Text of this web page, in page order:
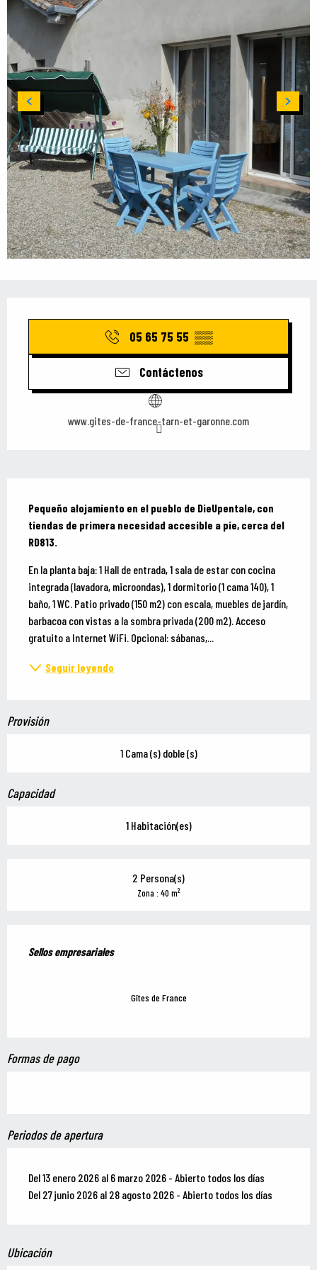
05 65 75 55 ▒▒
Contáctenos
www.gites-de-france-tarn-et-garonne.com
Pequeño alojamiento en el pueblo de DieUpentale, con
tiendas de primera necesidad accesible a pie, cerca del
RD813.
En la planta baja: 1 Hall de entrada, 1 sala de estar con cocina
integrada (lavadora, microondas), 1 dormitorio (1 cama 140), 1
baño, 1 WC. Patio privado (150 m2) con escala, muebles de jardín,
barbacoa con vistas a la sombra privada (200 m2). Acceso
gratuito a Internet WiFi. Opcional: sábanas,...
Seguir leyendo
Provisión
1 Cama (s) doble (s)
Capacidad
1 Habitación(es)
2 Persona(s)
Zona : 40 m2
Sellos empresariales
Sellos empresariales
Gîtes de France
Formas de pago
Periodos de apertura
Del 13 enero 2026 al 6 marzo 2026 - Abierto todos los días
Del 27 junio 2026 al 28 agosto 2026 - Abierto todos los días
Ubicación